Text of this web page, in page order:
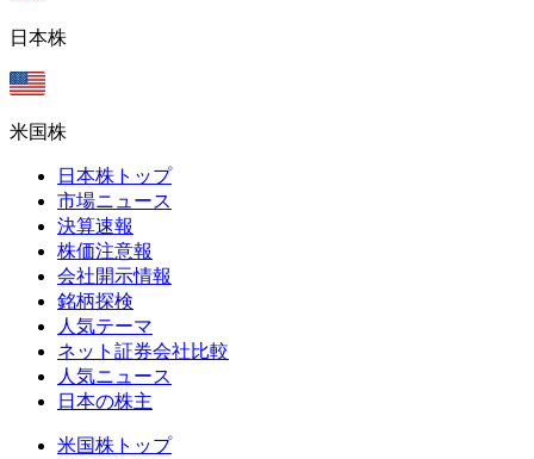
日本株
米国株
日本株トップ
市場ニュース
決算速報
株価注意報
会社開示情報
銘柄探検
人気テーマ
ネット証券会社比較
人気ニュース
日本の株主
米国株トップ